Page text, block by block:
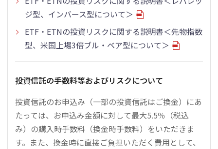
ジ型、インバース型について＞
ETF・ETNの投資リスクに関する説明書＜先物指数
型、米国上場3倍ブル・ベア型について＞
投資信託の手数料等およびリスクについて
投資信託のお申込み（一部の投資信託はご換金）にあ
たっては、お申込み金額に対して最大5.5％（税込
み）の購入時手数料（換金時手数料）をいただきま
す。また、換金時に直接ご負担いただく費用として、